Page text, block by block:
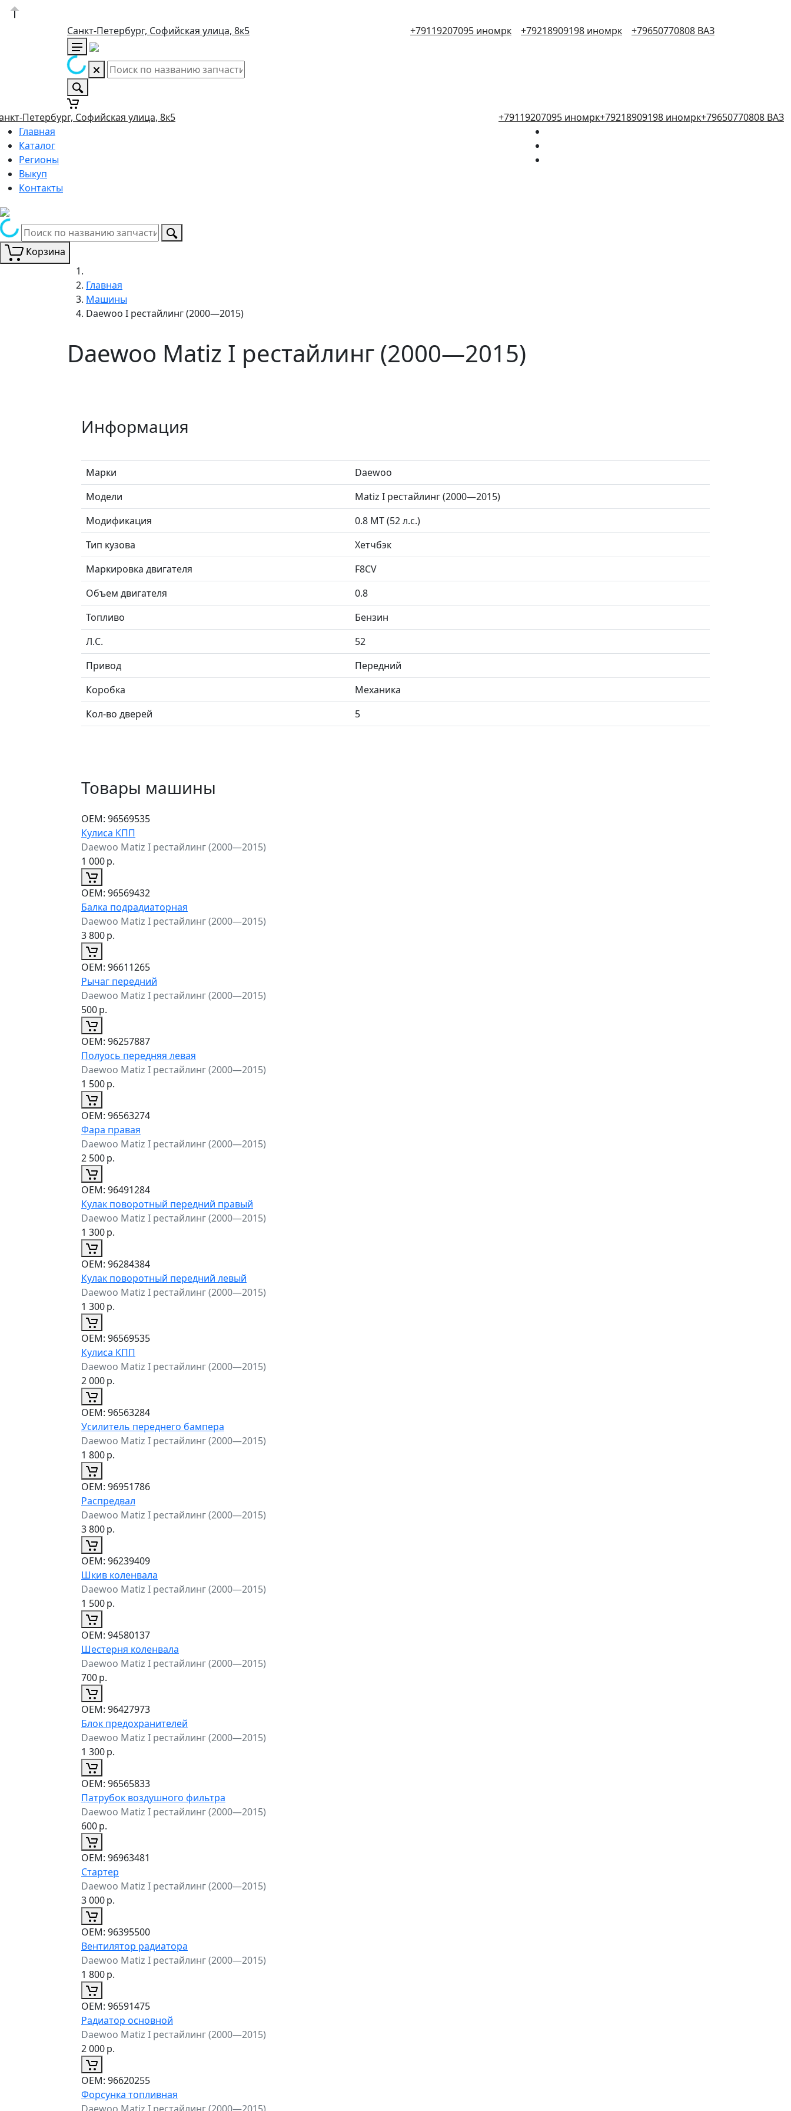
Санкт-Петербург, Софийская улица, 8к5 +79119207095 иномрк +79218909198 иномрк +79650770808 ВАЗ
Петербург, Софийская улица, 8к5 +79119207095 иномрк+79218909198 иномрк+79650770808 ВАЗ
Главная
Каталог
Регионы
Выкуп
Контакты
Корзина
Главная
Машины
Daewoo I рестайлинг (2000—2015)
Daewoo Matiz I рестайлинг (2000—2015)
Информация
Марки
Daewoo
Модели
Matiz I рестайлинг (2000—2015)
Модификация
0.8 MT (52 л.с.)
Тип кузова
Хетчбэк
Маркировка двигателя
F8CV
Объем двигателя
0.8
Топливо
Бензин
Л.C.
52
Привод
Передний
Коробка
Механика
Кол-во дверей
5
Товары машины
ОЕМ: 96569535
Кулиса КПП
Daewoo Matiz I рестайлинг (2000—2015)
1 000р.
ОЕМ: 96569432
Балка подрадиаторная
Daewoo Matiz I рестайлинг (2000—2015)
3 800р.
ОЕМ: 96611265
Рычаг передний
Daewoo Matiz I рестайлинг (2000—2015)
500р.
ОЕМ: 96257887
Полуось передняя левая
Daewoo Matiz I рестайлинг (2000—2015)
1 500р.
ОЕМ: 96563274
Фара правая
Daewoo Matiz I рестайлинг (2000—2015)
2 500р.
ОЕМ: 96491284
Кулак поворотный передний правый
Daewoo Matiz I рестайлинг (2000—2015)
1 300р.
ОЕМ: 96284384
Кулак поворотный передний левый
Daewoo Matiz I рестайлинг (2000—2015)
1 300р.
ОЕМ: 96569535
Кулиса КПП
Daewoo Matiz I рестайлинг (2000—2015)
2 000р.
ОЕМ: 96563284
Усилитель переднего бампера
Daewoo Matiz I рестайлинг (2000—2015)
1 800р.
ОЕМ: 96951786
Распредвал
Daewoo Matiz I рестайлинг (2000—2015)
3 800р.
ОЕМ: 96239409
Шкив коленвала
Daewoo Matiz I рестайлинг (2000—2015)
1 500р.
ОЕМ: 94580137
Шестерня коленвала
Daewoo Matiz I рестайлинг (2000—2015)
700р.
ОЕМ: 96427973
Блок предохранителей
Daewoo Matiz I рестайлинг (2000—2015)
1 300р.
ОЕМ: 96565833
Патрубок воздушного фильтра
Daewoo Matiz I рестайлинг (2000—2015)
600р.
ОЕМ: 96963481
Стартер
Daewoo Matiz I рестайлинг (2000—2015)
3 000р.
ОЕМ: 96395500
Вентилятор радиатора
Daewoo Matiz I рестайлинг (2000—2015)
1 800р.
ОЕМ: 96591475
Радиатор основной
Daewoo Matiz I рестайлинг (2000—2015)
2 000р.
ОЕМ: 96620255
Форсунка топливная